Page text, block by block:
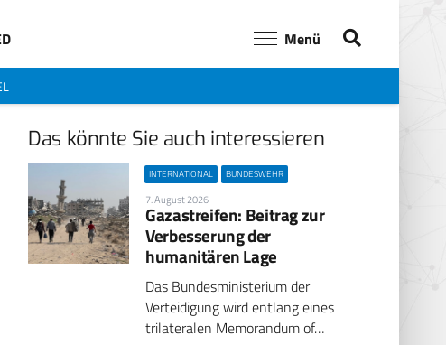
Menü
Das könnte Sie auch interessieren
INTERNATIONAL BUNDESWEHR
7. August 2026
Gazastreifen: Beitrag zur
Verbesserung der
humanitären Lage
Das Bundesministerium der
Verteidigung wird entlang eines
trilateralen Memorandum of…